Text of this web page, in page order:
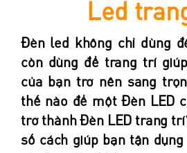
Led
Đèn led không chỉ dùng
còn dùng để trang trí
của bạn trở nên sang
thế nào để một Đèn LED
trở thành Đèn LED trang
số cách giúp bạn tận